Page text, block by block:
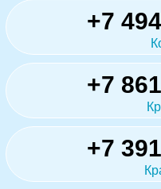
+7
+7
+7